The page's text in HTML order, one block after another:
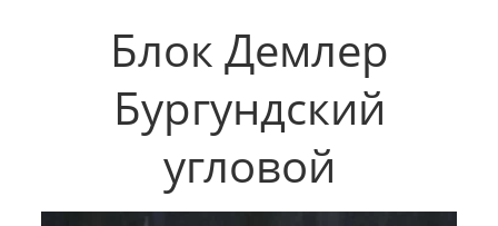
Блок Демлер
Бургундский
угловой